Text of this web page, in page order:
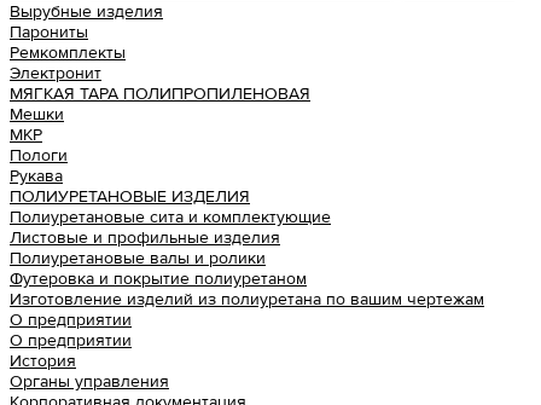
Вырубные изделия
Парониты
Ремкомплекты
Электронит
МЯГКАЯ ТАРА ПОЛИПРОПИЛЕНОВАЯ
Мешки
МКР
Пологи
Рукава
ПОЛИУРЕТАНОВЫЕ ИЗДЕЛИЯ
Полиуретановые сита и комплектующие
Листовые и профильные изделия
Полиуретановые валы и ролики
Футеровка и покрытие полиуретаном
Изготовление изделий из полиуретана по вашим чертежам
О предприятии
О предприятии
История
Органы управления